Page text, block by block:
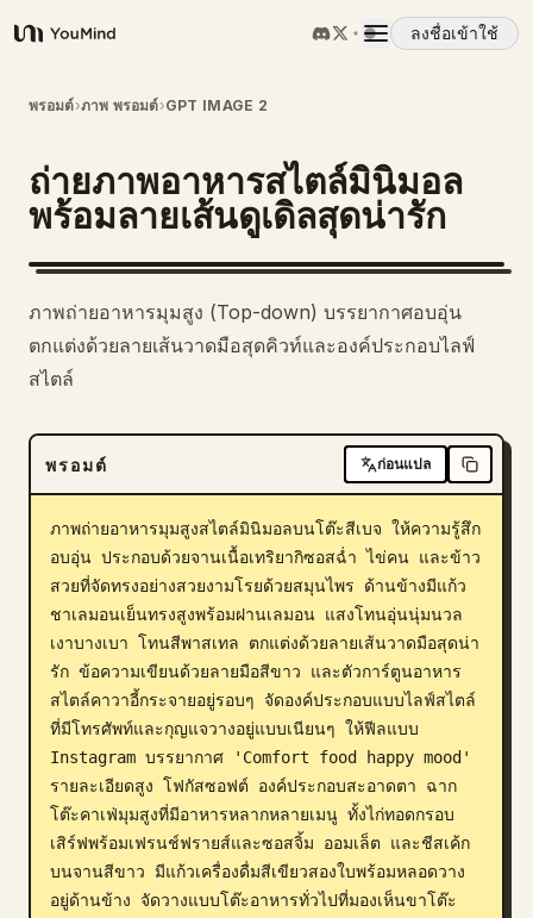
YouMind
ลงชื่อเข้าใช้
ภาพรวม
กรณีการใช้งาน
ทักษะ
พรอมต์
ดาวน์โหลด
บล็อก
อัปเดต
พรอมต์›ภาพ พรอมต์›GPT IMAGE 2
ถ่ายภาพอาหารสไตล์มินิมอล
พร้อมลายเส้นดูเดิลสุดน่ารัก
ภาพถ่ายอาหารมุมสูง (Top-down) บรรยากาศอบอุ่น
ตกแต่งด้วยลายเส้นวาดมือสุดคิวท์และองค์ประกอบไลฟ์
สไตล์
พรอมต์ ก่อนแปล
ภาพถ่ายอาหารมุมสูงสไตล์มินิมอลบนโต๊ะสีเบจ ให้ความรู้สึก
อบอุ่น ประกอบด้วยจานเนื้อเทริยากิซอสฉ่ำ ไข่คน และข้าว
สวยที่จัดทรงอย่างสวยงามโรยด้วยสมุนไพร ด้านข้างมีแก้ว
ชาเลมอนเย็นทรงสูงพร้อมฝานเลมอน แสงโทนอุ่นนุ่มนวล
เงาบางเบา โทนสีพาสเทล ตกแต่งด้วยลายเส้นวาดมือสุดน่า
รัก ข้อความเขียนด้วยลายมือสีขาว และตัวการ์ตูนอาหาร
สไตล์คาวาอี้กระจายอยู่รอบๆ จัดองค์ประกอบแบบไลฟ์สไตล์
ที่มีโทรศัพท์และกุญแจวางอยู่แบบเนียนๆ ให้ฟีลแบบ
Instagram บรรยากาศ 'Comfort food happy mood'
รายละเอียดสูง โฟกัสซอฟต์ องค์ประกอบสะอาดตา ฉาก
โต๊ะคาเฟ่มุมสูงที่มีอาหารหลากหลายเมนู ทั้งไก่ทอดกรอบ
เสิร์ฟพร้อมเฟรนช์ฟรายส์และซอสจิ้ม ออมเล็ต และชีสเค้ก
บนจานสีขาว มีแก้วเครื่องดื่มสีเขียวสองใบพร้อมหลอดวาง
อยู่ด้านข้าง จัดวางแบบโต๊ะอาหารทั่วไปที่มองเห็นขาโต๊ะ